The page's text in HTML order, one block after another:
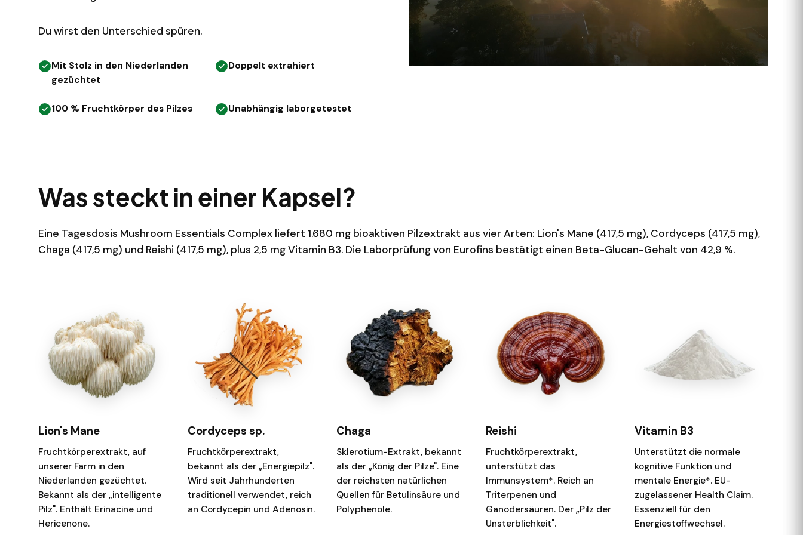
Du wirst den Unterschied spüren.
Mit Stolz in den Niederlanden
gezüchtet
Doppelt extrahiert
100 % Fruchtkörper des Pilzes Unabhängig laborgetestet
Was steckt in einer Kapsel?
Eine Tagesdosis Mushroom Essentials Complex liefert 1.680 mg bioaktiven Pilzextrakt aus vier Arten: Lion's Mane (417,5 mg), Cordyceps (417,5 mg),
Chaga (417,5 mg) und Reishi (417,5 mg), plus 2,5 mg Vitamin B3. Die Laborprüfung von Eurofins bestätigt einen Beta-Glucan-Gehalt von 42,9 %.
Lion's Mane
Fruchtkörperextrakt, auf
unserer Farm in den
Niederlanden gezüchtet.
Bekannt als der „intelligente
Pilz". Enthält Erinacine und
Hericenone.
Cordyceps sp.
Fruchtkörperextrakt,
bekannt als der „Energiepilz".
Wird seit Jahrhunderten
traditionell verwendet, reich
an Cordycepin und Adenosin.
Chaga
Sklerotium-Extrakt, bekannt
als der „König der Pilze". Eine
der reichsten natürlichen
Quellen für Betulinsäure und
Polyphenole.
Reishi
Fruchtkörperextrakt,
unterstützt das
Immunsystem*. Reich an
Triterpenen und
Ganodersäuren. Der „Pilz der
Unsterblichkeit".
Vitamin B3
Unterstützt die normale
kognitive Funktion und
mentale Energie*. EU-
zugelassener Health Claim.
Essenziell für den
Energiestoffwechsel.